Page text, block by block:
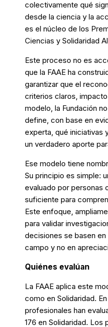
colectivamente qué
desde la ciencia y la
es el núcleo de los
Ciencias y Solidaridad
Este proceso no es
que la FAAE ha
garantizar que el
criterios claros,
modelo, la Fundación
define, con base en
experta, qué iniciativas
un verdadero aporte
Ese modelo tiene
Su principio es simple:
evaluado por personas
suficiente para
Este enfoque,
para validar
decisiones se basen
campo y no en
Quiénes evalúan
La FAAE aplica este
como en Solidaridad.
profesionales han
176 en Solidaridad. Los